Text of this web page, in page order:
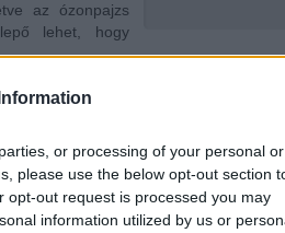
or processing of your personal or
please use the below opt-out section
opt-out request is processed you may
information utilized by us or
az ózonpajzs
lehet, hogy
légszennyező
is szemirritációt,